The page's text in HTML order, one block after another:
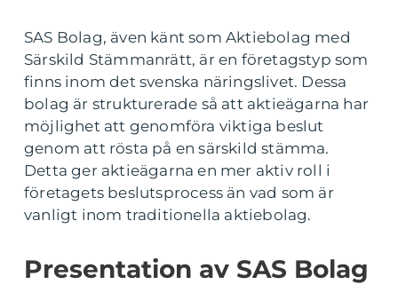
SAS Bolag, även känt som Aktiebolag med
Särskild Stämmanrätt, är en företagstyp som
finns inom det svenska näringslivet. Dessa
bolag är strukturerade så att aktieägarna har
möjlighet att genomföra viktiga beslut
genom att rösta på en särskild stämma.
Detta ger aktieägarna en mer aktiv roll i
företagets beslutsprocess än vad som är
vanligt inom traditionella aktiebolag.
Presentation av SAS Bolag